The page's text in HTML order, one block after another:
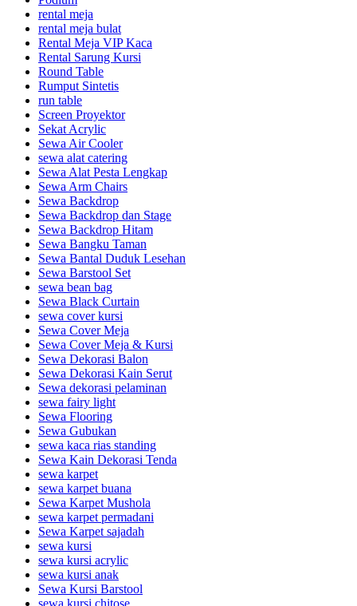
rental meja
rental meja bulat
Rental Meja VIP Kaca
Rental Sarung Kursi
Round Table
Rumput Sintetis
run table
Screen Proyektor
Sekat Acrylic
Sewa Air Cooler
sewa alat catering
Sewa Alat Pesta Lengkap
Sewa Arm Chairs
Sewa Backdrop
Sewa Backdrop dan Stage
Sewa Backdrop Hitam
Sewa Bangku Taman
Sewa Bantal Duduk Lesehan
Sewa Barstool Set
sewa bean bag
Sewa Black Curtain
sewa cover kursi
Sewa Cover Meja
Sewa Cover Meja & Kursi
Sewa Dekorasi Balon
Sewa Dekorasi Kain Serut
Sewa dekorasi pelaminan
sewa fairy light
Sewa Flooring
Sewa Gubukan
sewa kaca rias standing
Sewa Kain Dekorasi Tenda
sewa karpet
sewa karpet buana
Sewa Karpet Mushola
sewa karpet permadani
Sewa Karpet sajadah
sewa kursi
sewa kursi acrylic
sewa kursi anak
Sewa Kursi Barstool
sewa kursi chitose